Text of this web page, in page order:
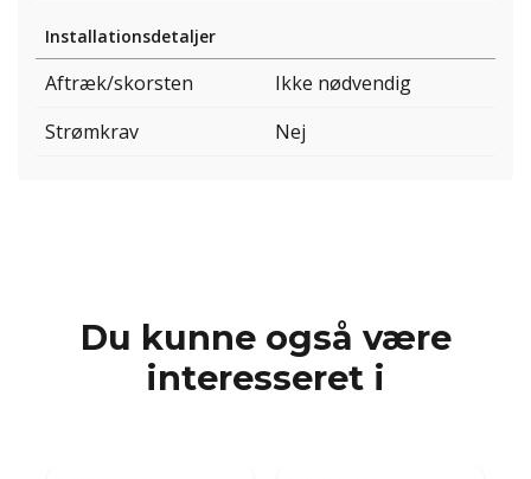
Installationsdetaljer
Aftræk/skorsten
Ikke nødvendig
Strømkrav
Nej
Du kunne også være
interesseret i